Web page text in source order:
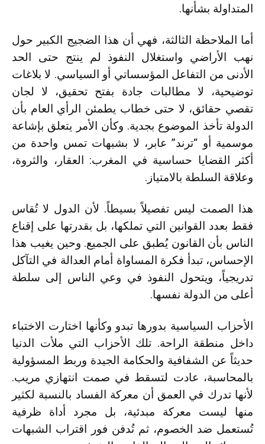
المتداولة بشأنها.
أما الملاحظة الثالثة، فهي أن هذا الضجيج الكبير حول
نهب الأراضي واستغلال النفوذ لم ينتج حتى الحد
الأدنى من التفاعل المؤسساتي أو السياسي. لا بلاغات
توضيحية، لا مطالبات جادة بفتح تحقيق، لا لجان
تقصي حقائق، لا حتى خطاب يطمئن الرأي العام بأن
الدولة تأخذ الموضوع بجدية. وكأن الأمر يتعلق بإشاعة
موسمية أو “ترند” عابر، لا بشبهات تمس واحدة من
أكثر القضايا حساسية في المغرب: العقار، والثروة،
وعلاقة السلطة بالامتياز.
هذا الصمت ليس تفصيلاً بسيطاً. لأن الدول لا تُقاس
فقط بعدد القوانين التي تملكها، بل بقدرتها على إقناع
الناس بأن القانون يُطبق على الجميع. وحين يغيب هذا
الإحساس، تبدأ فكرة المساواة أمام العدالة في التآكل
تدريجياً، ويتحول النفوذ في وعي الناس إلى سلطة
أعلى من الدولة نفسها.
الأحزاب السياسية بدورها تبدو وكأنها اختارت الاختباء
داخل منطقة الراحة. تلك الأحزاب التي ملأت الدنيا
حديثاً عن الشفافية والحكامة الجيدة وربط المسؤولية
بالمحاسبة، عادت لتسقط في صمت انتهازي مريب.
لأنها تدرك في العمق أن معركة الفساد بالنسبة لكثير
منها ليست معركة مبدئية، بل مجرد أداة ظرفية
تُستعمل ضد الخصوم، ثم تُدفن فور اقتراب الشبهات